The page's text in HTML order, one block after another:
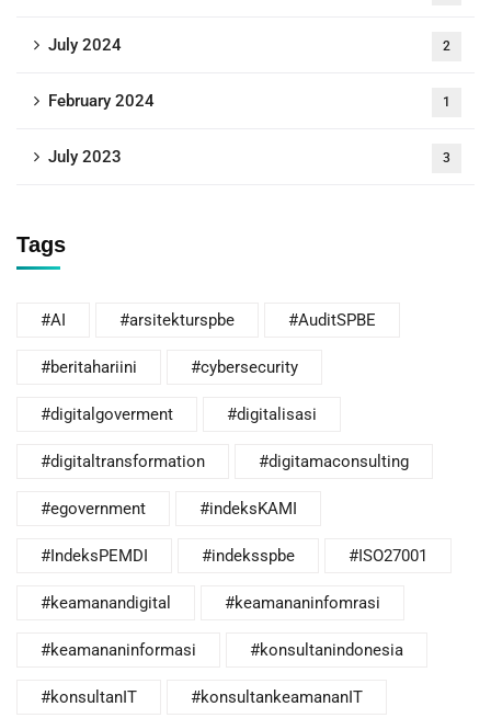
July 2024 2
February 2024 1
July 2023 3
Tags
#AI #arsitekturspbe #AuditSPBE
#beritahariini #cybersecurity
#digitalgoverment #digitalisasi
#digitaltransformation #digitamaconsulting
#egovernment #indeksKAMI
#IndeksPEMDI #indeksspbe #ISO27001
#keamanandigital #keamananinfomrasi
#keamananinformasi #konsultanindonesia
#konsultanIT #konsultankeamananIT